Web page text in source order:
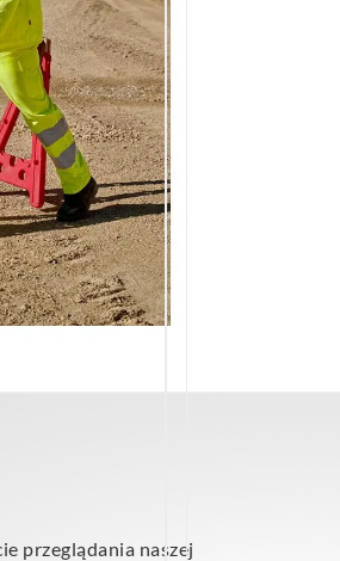
przeglądania naszej